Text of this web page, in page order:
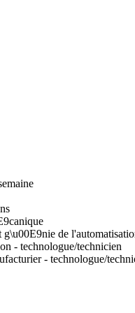
de
- technologue/technicien
- technologue/